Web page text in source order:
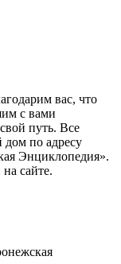
вас, что
с вами
путь. Все
дом по адресу
Энциклопедия».
сайте.